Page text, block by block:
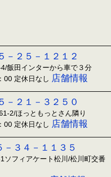
－２５－１２１２
飯田インターから車で３分
00 定休日なし 店舗情報
－２１－３２５０
2/ほっともっとさん隣り
00 定休日なし 店舗情報
－３４－１１３５
ソフィアケート松川/松川町交番